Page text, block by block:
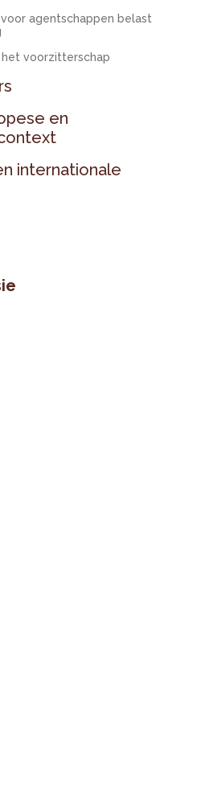
voor agentschappen belast
het voorzitterschap
en
internationale